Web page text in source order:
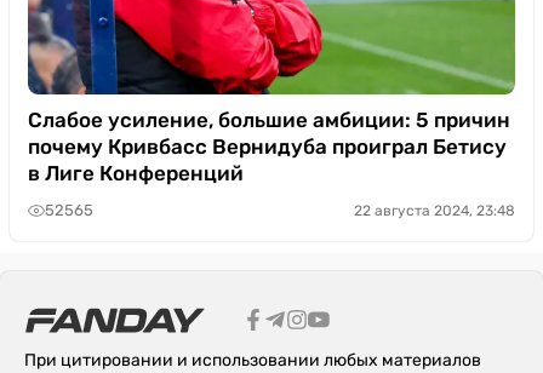
Слабое усиление, большие амбиции: 5 причин
почему Кривбасс Вернидуба проиграл Бетису
в Лиге Конференций
52565 22 августа 2024, 23:48
При цитировании и использовании любых материалов